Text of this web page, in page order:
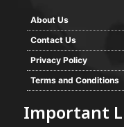
About Us
Contact Us
Privacy Policy
Terms and Conditions
Important